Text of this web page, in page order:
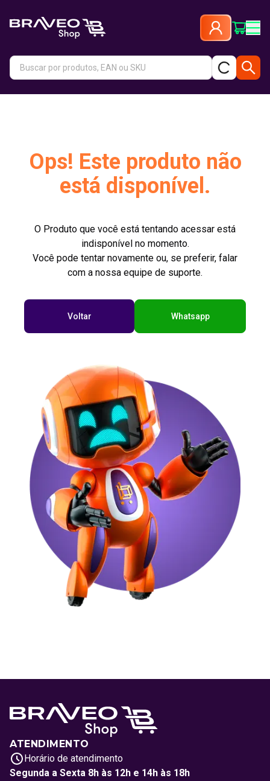
Ops! Este produto não
está disponível.
O Produto que você está tentando acessar está
indisponível no momento.
Você pode tentar novamente ou, se preferir, falar
com a nossa equipe de suporte.
Voltar Whatsapp
ATENDIMENTO
Horário de atendimento
Segunda a Sexta 8h às 12h e 14h às 18h